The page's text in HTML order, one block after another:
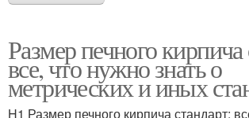
Размер печного кирпича
все, что нужно знать о
метрических и иных
H1 Размер печного кирпича стандарт: